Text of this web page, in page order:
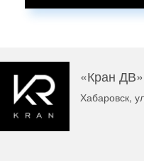
«Кран ДВ»
Хабаровск,